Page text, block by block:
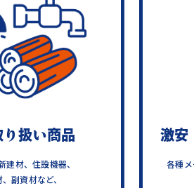
ウトレット品の販売
ーと圓屋オリジナル商品を開発。
価な商材として人気です。